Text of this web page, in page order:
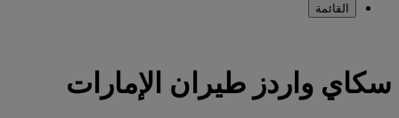
القائمة
سكاي واردز طيران الإمارات